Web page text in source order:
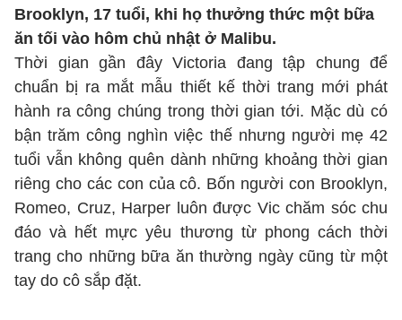
Brooklyn, 17 tuổi, khi họ thưởng thức một bữa
ăn tối vào hôm chủ nhật ở Malibu.
Thời gian gần đây Victoria đang tập chung để
chuẩn bị ra mắt mẫu thiết kế thời trang mới phát
hành ra công chúng trong thời gian tới. Mặc dù có
bận trăm công nghìn việc thế nhưng người mẹ 42
tuổi vẫn không quên dành những khoảng thời gian
riêng cho các con của cô. Bốn người con Brooklyn,
Romeo, Cruz, Harper luôn được Vic chăm sóc chu
đáo và hết mực yêu thương từ phong cách thời
trang cho những bữa ăn thường ngày cũng từ một
tay do cô sắp đặt.